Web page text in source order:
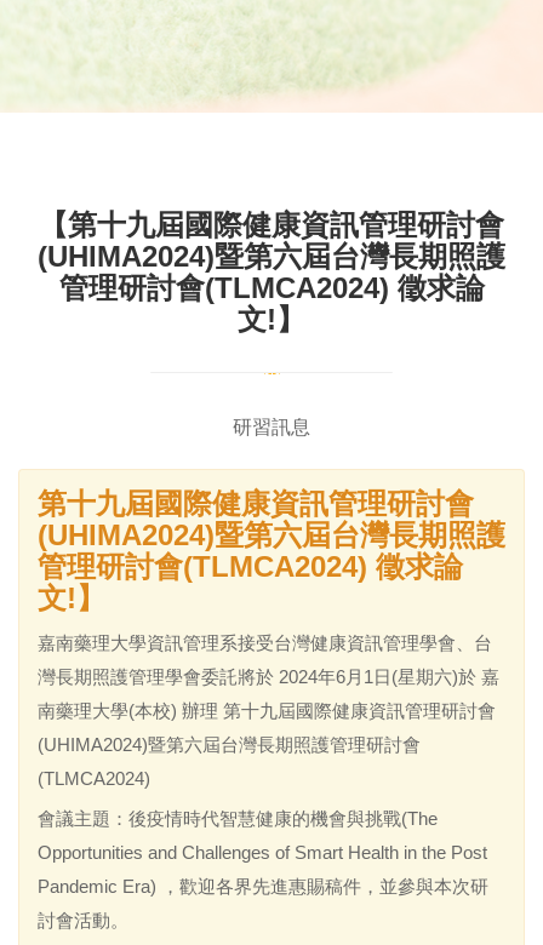
【第十九屆國際健康資訊管理研討會
(UHIMA2024)暨第六屆台灣長期照護
管理研討會(TLMCA2024) 徵求論
文!】
研習訊息
第十九屆國際健康資訊管理研討會
(UHIMA2024)暨第六屆台灣長期照護
管理研討會(TLMCA2024) 徵求論
文!】
嘉南藥理大學資訊管理系接受台灣健康資訊管理學會、台
灣長期照護管理學會委託將於 2024年6月1日(星期六)於 嘉
南藥理大學(本校) 辦理 第十九屆國際健康資訊管理研討會
(UHIMA2024)暨第六屆台灣長期照護管理研討會
(TLMCA2024)
會議主題：後疫情時代智慧健康的機會與挑戰(The
Opportunities and Challenges of Smart Health in the Post
Pandemic Era) ，歡迎各界先進惠賜稿件，並參與本次研
討會活動。